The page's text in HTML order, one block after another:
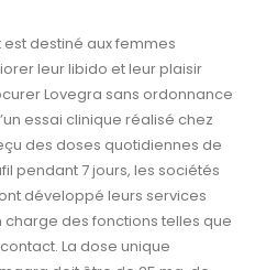
destiné aux femmes
leur libido et leur plaisir
Lovegra sans ordonnance
essai clinique réalisé chez
des doses quotidiennes de
pendant 7 jours, les sociétés
développé leurs services
des fonctions telles que
La dose unique